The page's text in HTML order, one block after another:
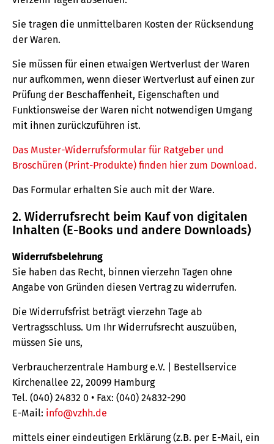
Sie tragen die unmittelbaren Kosten der Rücksendung
der Waren.
Sie müssen für einen etwaigen Wertverlust der Waren
nur aufkommen, wenn dieser Wertverlust auf einen zur
Prüfung der Beschaffenheit, Eigenschaften und
Funktionsweise der Waren nicht notwendigen Umgang
mit ihnen zurückzuführen ist.
Das Muster-Widerrufsformular für Ratgeber und
Broschüren (Print-Produkte) finden hier zum Download.
Das Formular erhalten Sie auch mit der Ware.
2. Widerrufsrecht beim Kauf von digitalen
Inhalten (E-Books und andere Downloads)
Widerrufsbelehrung
Sie haben das Recht, binnen vierzehn Tagen ohne
Angabe von Gründen diesen Vertrag zu widerrufen.
Die Widerrufsfrist beträgt vierzehn Tage ab
Vertragsschluss. Um Ihr Widerrufsrecht auszuüben,
müssen Sie uns,
Verbraucherzentrale Hamburg e.V. | Bestellservice
Kirchenallee 22, 20099 Hamburg
Tel. (040) 24832 0 • Fax: (040) 24832-290
E-Mail: info@vzhh.de
mittels einer eindeutigen Erklärung (z.B. per E-Mail, ein